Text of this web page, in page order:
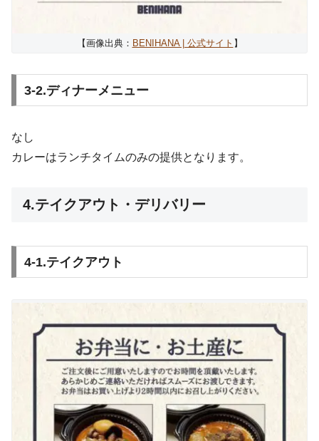
【画像出典： BENIHANA | 公式サイト 】
3-2.ディナーメニュー
なし
カレーはランチタイムのみの提供となります。
4.テイクアウト・デリバリー
4-1.テイクアウト